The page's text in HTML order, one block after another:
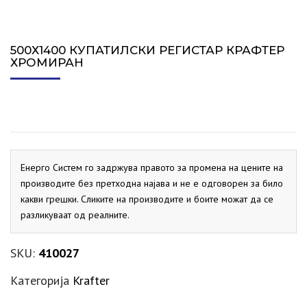
500Х1400 КУПАТИЛСКИ РЕГИСТАР КРАФТЕР
ХРОМИРАН
Енерго Систем го задржува правото за промена на цените на
производите без претходна најава и не е одговорен за било
какви грешки. Сликите на производите и боите можат да се
разликуваат од реалните.
SKU: 410027
Категорија Krafter